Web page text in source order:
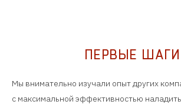
ПЕРВЫЕ ШАГИ
Мы внимательно изучали опыт других
с максимальной эффективностью